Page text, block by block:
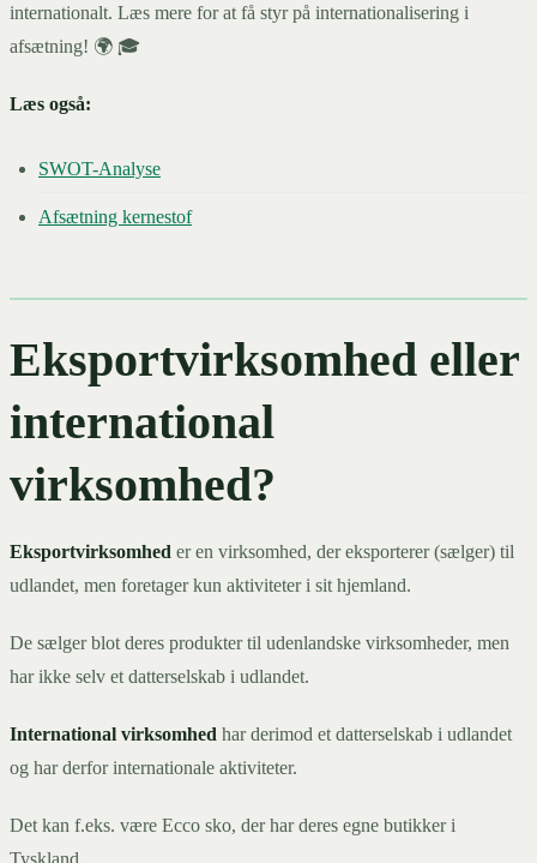
internationalt. Læs mere for at få styr på internationalisering i
afsætning! 🌍 🎓
Læs også:
SWOT-Analyse
Afsætning kernestof
Eksportvirksomhed eller
international
virksomhed?
Eksportvirksomhed er en virksomhed, der eksporterer (sælger) til
udlandet, men foretager kun aktiviteter i sit hjemland.
De sælger blot deres produkter til udenlandske virksomheder, men
har ikke selv et datterselskab i udlandet.
International virksomhed har derimod et datterselskab i udlandet
og har derfor internationale aktiviteter.
Det kan f.eks. være Ecco sko, der har deres egne butikker i